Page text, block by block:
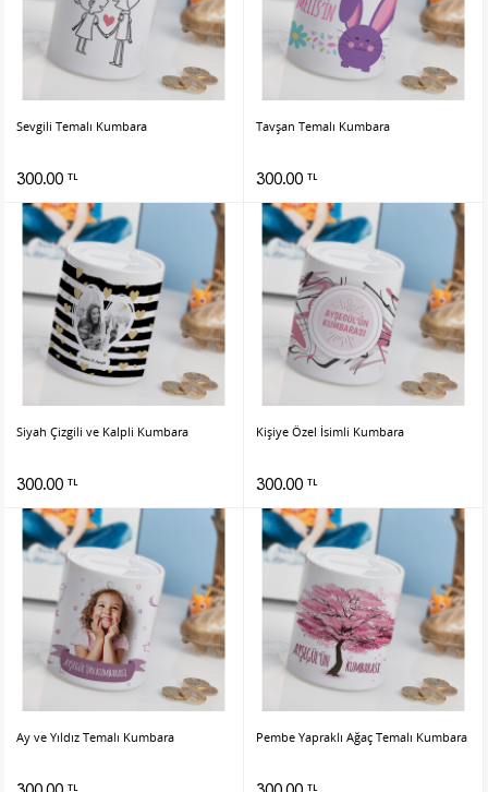
Sevgili Temalı Kumbara
300.00 TL
Tavşan Temalı Kumbara
300.00 TL
Siyah Çizgili ve Kalpli Kumbara
300.00 TL
Kişiye Özel İsimli Kumbara
300.00 TL
Ay ve Yıldız Temalı Kumbara
TL
Pembe Yapraklı Ağaç Temalı Kumbara
TL